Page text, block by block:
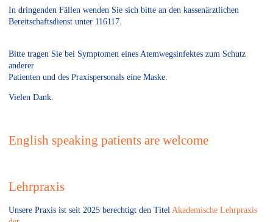
In dringenden Fällen wenden Sie sich bitte an den kassenärztlichen
Bereitschaftsdienst unter 116117.
Bitte tragen Sie bei Symptomen eines Atemwegsinfektes zum Schutz
anderer
Patienten und des Praxispersonals eine Maske.
Vielen Dank.
English speaking patients are welcome
Lehrpraxis
Unsere Praxis ist seit 2025 berechtigt den Titel Akademische Lehrpraxis